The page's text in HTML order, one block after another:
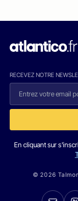
RECEVEZ NOTRE
En cliquant sur
© 2026